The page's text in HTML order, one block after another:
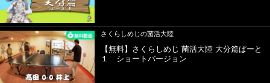
さくらしめじの菌活大陸
【無料】さくらしめじ 菌活大陸 大分篇ぱーと
１ ショートバージョン